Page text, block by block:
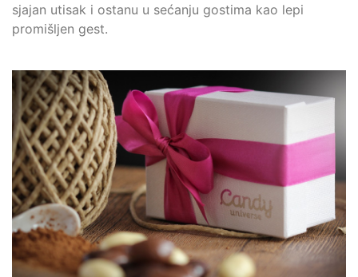
sjajan utisak i ostanu u sećanju gostima kao lepi
promišljen gest.